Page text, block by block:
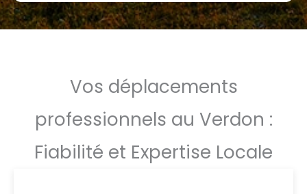
Vos déplacements
professionnels au Verdon :
Fiabilité et Expertise Locale